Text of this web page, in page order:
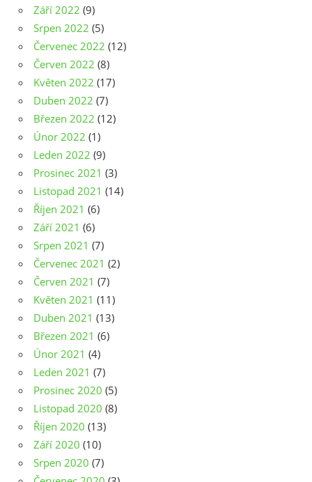
Září 2022 (9)
Srpen 2022 (5)
Červenec 2022 (12)
Červen 2022 (8)
Květen 2022 (17)
Duben 2022 (7)
Březen 2022 (12)
Únor 2022 (1)
Leden 2022 (9)
Prosinec 2021 (3)
Listopad 2021 (14)
Říjen 2021 (6)
Září 2021 (6)
Srpen 2021 (7)
Červenec 2021 (2)
Červen 2021 (7)
Květen 2021 (11)
Duben 2021 (13)
Březen 2021 (6)
Únor 2021 (4)
Leden 2021 (7)
Prosinec 2020 (5)
Listopad 2020 (8)
Říjen 2020 (13)
Září 2020 (10)
Srpen 2020 (7)